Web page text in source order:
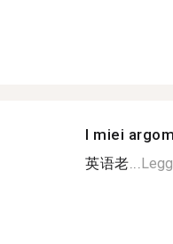
I miei
英语老...